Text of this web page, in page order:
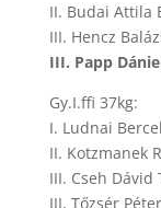
II. Budai Attila
III. Hencz
III. Papp
Gy.I.ffi 37kg:
I. Ludnai
II. Kotzmanek
III. Cseh Dávid
III. Tőzsér